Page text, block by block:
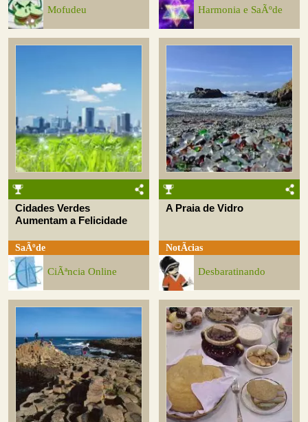
Mofudeu Harmonia e SaÃºde
Cidades Verdes
Aumentam a Felicidade
SaÃºde
CiÃªncia Online
A Praia de Vidro
NotÃ­cias
Desbaratinando